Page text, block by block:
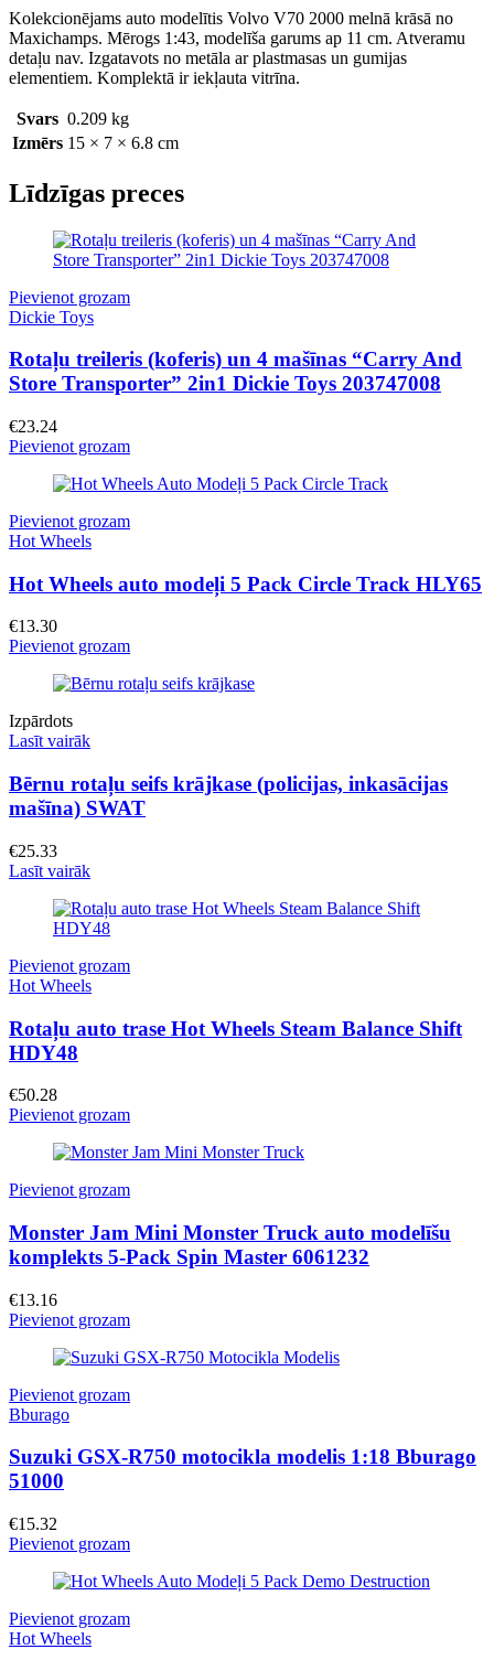
Kolekcionējams auto modelītis Volvo V70 2000 melnā krāsā no
Maxichamps. Mērogs 1:43, modelīša garums ap 11 cm. Atveramu
detaļu nav. Izgatavots no metāla ar plastmasas un gumijas
elementiem. Komplektā ir iekļauta vitrīna.
Svars 0.209 kg
Izmērs 15 × 7 × 6.8 cm
Līdzīgas preces
Pievienot grozam
Dickie Toys
Rotaļu treileris (koferis) un 4 mašīnas “Carry And
Store Transporter” 2in1 Dickie Toys 203747008
€23.24
Pievienot grozam
Pievienot grozam
Hot Wheels
Hot Wheels auto modeļi 5 Pack Circle Track HLY65
€13.30
Pievienot grozam
Izpārdots
Lasīt vairāk
Bērnu rotaļu seifs krājkase (policijas, inkasācijas
mašīna) SWAT
€25.33
Lasīt vairāk
Pievienot grozam
Hot Wheels
Rotaļu auto trase Hot Wheels Steam Balance Shift
HDY48
€50.28
Pievienot grozam
Pievienot grozam
Monster Jam Mini Monster Truck auto modelīšu
komplekts 5-Pack Spin Master 6061232
€13.16
Pievienot grozam
Pievienot grozam
Bburago
Suzuki GSX-R750 motocikla modelis 1:18 Bburago
51000
€15.32
Pievienot grozam
Pievienot grozam
Hot Wheels